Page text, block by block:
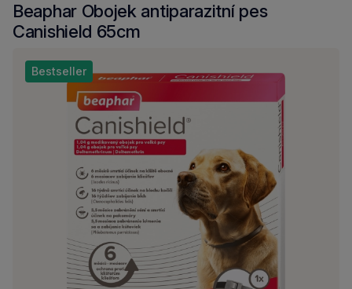
Beaphar Obojek antiparazitní pes
Canishield 65cm
Bestseller